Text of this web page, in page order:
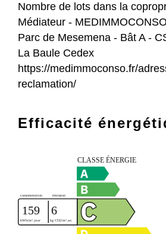
Nombre de lots dans la
Médiateur -
Parc de Mesemena - Bât A -
La Baule Cedex
https://medimmoconso.fr/
reclamation/
Efficacité